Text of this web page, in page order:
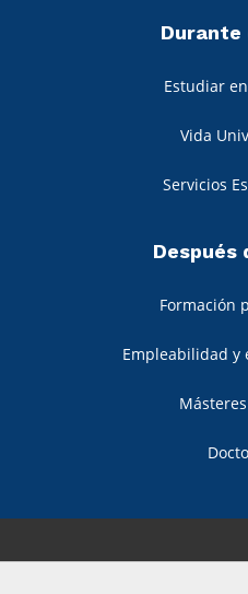
Durante
Estudiar
Vida
Servicios
Después
Formación
Empleabilidad